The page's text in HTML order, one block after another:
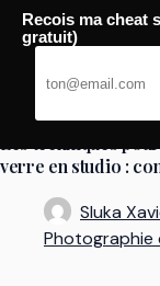
Passer
Pro Photographe
verre en studio :
Sluka
Photographie
Recois ma cheat
gratuit)